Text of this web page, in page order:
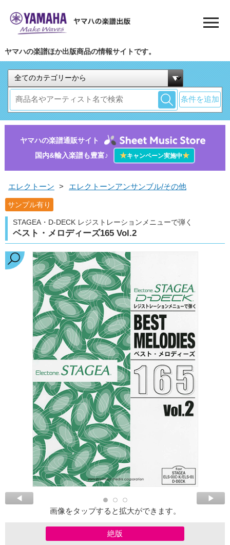
ヤマハの楽譜ほか出版商品の情報サイトです。
条件を追加
ヤマハの楽譜通販サイト
国内&輸入楽譜も豊富♪
★キャンペーン実施中★
エレクトーン > エレクトーンアンサンブル/その他
サンプル有り
STAGEA・D-DECK レジストレーションメニューで弾く
ベスト・メロディーズ165 Vol.2
画像をタップすると拡大ができます。
絶版